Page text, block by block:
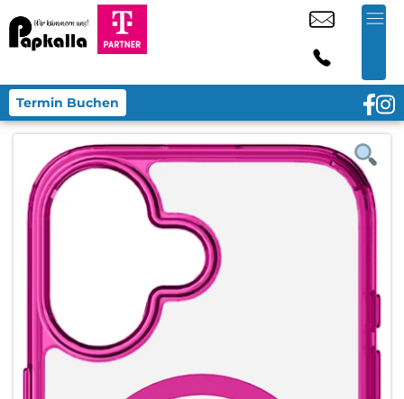
Termin Buchen